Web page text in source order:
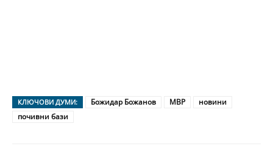
КЛЮЧОВИ ДУМИ: Божидар Божанов МВР
новини
почивни бази